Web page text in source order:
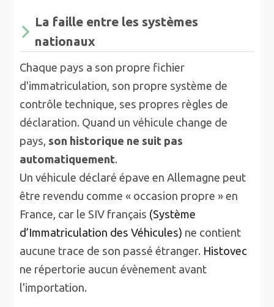
La faille entre les systèmes
nationaux
Chaque pays a son propre fichier
d'immatriculation, son propre système de
contrôle technique, ses propres règles de
déclaration. Quand un véhicule change de
pays, son historique ne suit pas
automatiquement.
Un véhicule déclaré épave en Allemagne peut
être revendu comme « occasion propre » en
France, car le SIV français (Système
d’Immatriculation des Véhicules) ne contient
aucune trace de son passé étranger. Histovec
ne répertorie aucun évènement avant
l'importation.